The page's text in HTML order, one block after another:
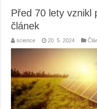
Před 70 lety vznikl
článek
science 20. 5. 2024